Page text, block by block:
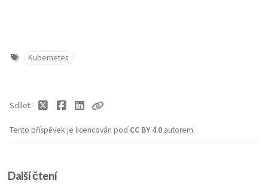
Kubernetes
Tento příspěvek je licencován pod CC BY 4.0 autorem.
Sdílet
Další čtení